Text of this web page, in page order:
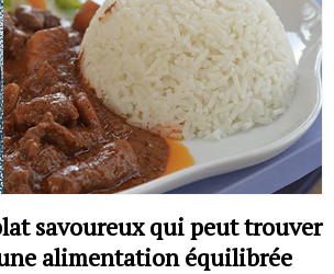
savoureux qui peut trouver
alimentation équilibrée